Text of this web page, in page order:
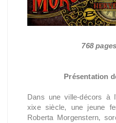
768
Présentation
Dans une ville-décors à
xixe siècle, une jeune
Roberta Morgenstern,